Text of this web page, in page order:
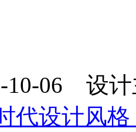
10-06 设
代设计风